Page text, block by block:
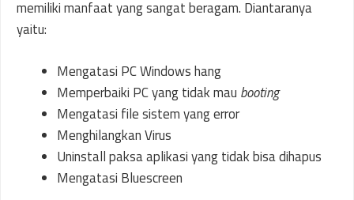
memiliki manfaat yang sangat beragam. Diantaranya
yaitu:
Mengatasi PC Windows hang
Memperbaiki PC yang tidak mau booting
Mengatasi file sistem yang error
Menghilangkan Virus
Uninstall paksa aplikasi yang tidak bisa dihapus
Mengatasi Bluescreen